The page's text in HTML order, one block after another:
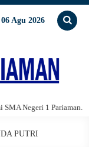
Agu 2026
Negeri 1 Pariaman.
PUTRI